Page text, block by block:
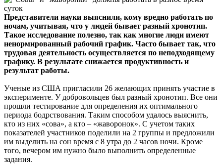
Представители науки выяснили, кому вредно работать по
ночам, учитывая, что у людей бывает разный хронотип.
Такое исследование полезно, так как многие люди имеют
ненормированный рабочий график. Часто бывает так, что
трудовая деятельность осуществляется по неподходящему
графику. В результате снижается продуктивность и
результат работы.
Ученые из США пригласили 26 желающих принять участие в
эксперименте. У добровольцев был разный хронотип. Все они
прошли тестирование для определения их оптимального
периода бодрствования. Таким способом удалось выяснить,
кто из них «сова», а кто – «жаворонок». С учетом таких
показателей участников поделили на 2 группы и предложили
им выделить на сон время с 8 утра до 2 часов ночи. Кроме
того, вечером им нужно было выполнить определенные
задания.